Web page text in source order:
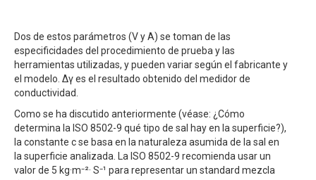
Dos de estos parámetros (V y A) se toman de las
especificidades del procedimiento de prueba y las
herramientas utilizadas, y pueden variar según el fabricante y
el modelo. ∆γ es el resultado obtenido del medidor de
conductividad.
Como se ha discutido anteriormente (véase: ¿Cómo
determina la ISO 8502-9 qué tipo de sal hay en la superficie?),
la constante c se basa en la naturaleza asumida de la sal en
la superficie analizada. La ISO 8502-9 recomienda usar un
valor de 5 kg·m⁻²· S⁻¹ para representar un standard mezcla